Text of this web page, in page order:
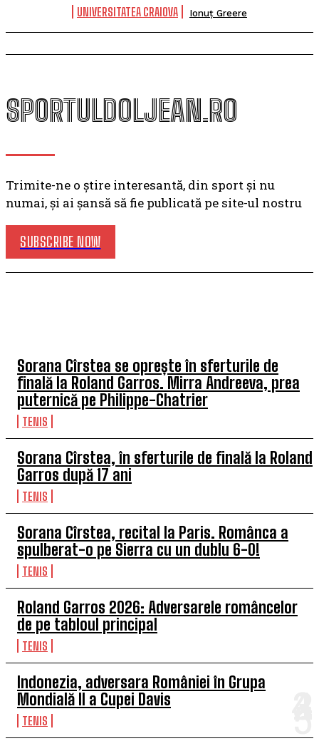
UNIVERSITATEA CRAIOVA Ionuț Greere
SPORTULDOLJEAN.RO
Trimite-ne o știre interesantă, din sport și nu
numai, și ai șansă să fie publicată pe site-ul nostru
SUBSCRIBE NOW
Sorana Cîrstea se oprește în sferturile de
finală la Roland Garros. Mirra Andreeva, prea
puternică pe Philippe-Chatrier
TENIS
Sorana Cîrstea, în sferturile de finală la Roland
Garros după 17 ani
TENIS
Sorana Cîrstea, recital la Paris. Românca a
spulberat-o pe Sierra cu un dublu 6-0!
TENIS
Roland Garros 2026: Adversarele româncelor
de pe tabloul principal
TENIS
Indonezia, adversara României în Grupa
Mondială II a Cupei Davis
TENIS